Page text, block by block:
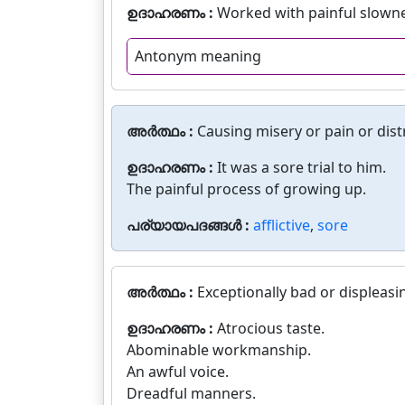
ഉദാഹരണം : Worked with painful
Antonym meaning
അർത്ഥം : Causing misery or pain or
ഉദാഹരണം : It was a sore trial to him.
The painful process of growing up.
പര്യായപദങ്ങൾ : afflictive, sore
അർത്ഥം : Exceptionally bad or
ഉദാഹരണം : Atrocious taste.
Abominable workmanship.
An awful voice.
Dreadful manners.